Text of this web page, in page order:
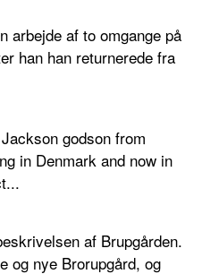
arbejde af to omgange på
han han returnerede fra
godson from
in Denmark and now in
af Brupgården.
og nye Brorupgård, og